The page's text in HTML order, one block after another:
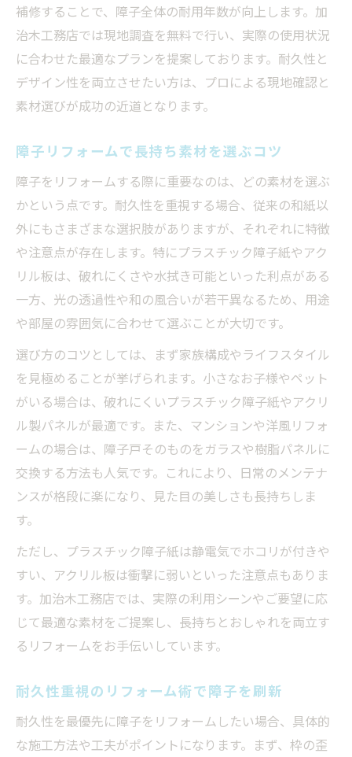
補修することで、障子全体の耐用年数が向上します。加
治木工務店では現地調査を無料で行い、実際の使用状況
に合わせた最適なプランを提案しております。耐久性と
デザイン性を両立させたい方は、プロによる現地確認と
素材選びが成功の近道となります。
障子リフォームで長持ち素材を選ぶコツ
障子をリフォームする際に重要なのは、どの素材を選ぶ
かという点です。耐久性を重視する場合、従来の和紙以
外にもさまざまな選択肢がありますが、それぞれに特徴
や注意点が存在します。特にプラスチック障子紙やアク
リル板は、破れにくさや水拭き可能といった利点がある
一方、光の透過性や和の風合いが若干異なるため、用途
や部屋の雰囲気に合わせて選ぶことが大切です。
選び方のコツとしては、まず家族構成やライフスタイル
を見極めることが挙げられます。小さなお子様やペット
がいる場合は、破れにくいプラスチック障子紙やアクリ
ル製パネルが最適です。また、マンションや洋風リフォ
ームの場合は、障子戸そのものをガラスや樹脂パネルに
交換する方法も人気です。これにより、日常のメンテナ
ンスが格段に楽になり、見た目の美しさも長持ちしま
す。
ただし、プラスチック障子紙は静電気でホコリが付きや
すい、アクリル板は衝撃に弱いといった注意点もありま
す。加治木工務店では、実際の利用シーンやご要望に応
じて最適な素材をご提案し、長持ちとおしゃれを両立す
るリフォームをお手伝いしています。
耐久性重視のリフォーム術で障子を刷新
耐久性を最優先に障子をリフォームしたい場合、具体的
な施工方法や工夫がポイントになります。まず、枠の歪